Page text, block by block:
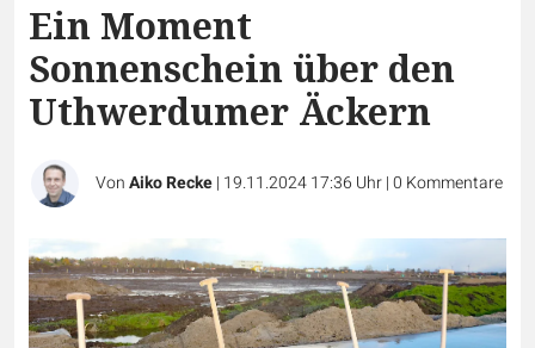
Ein Moment
Sonnenschein über den
Uthwerdumer Äckern
VonAiko Recke| 19.11.2024 17:36 Uhr|0 Kommentare